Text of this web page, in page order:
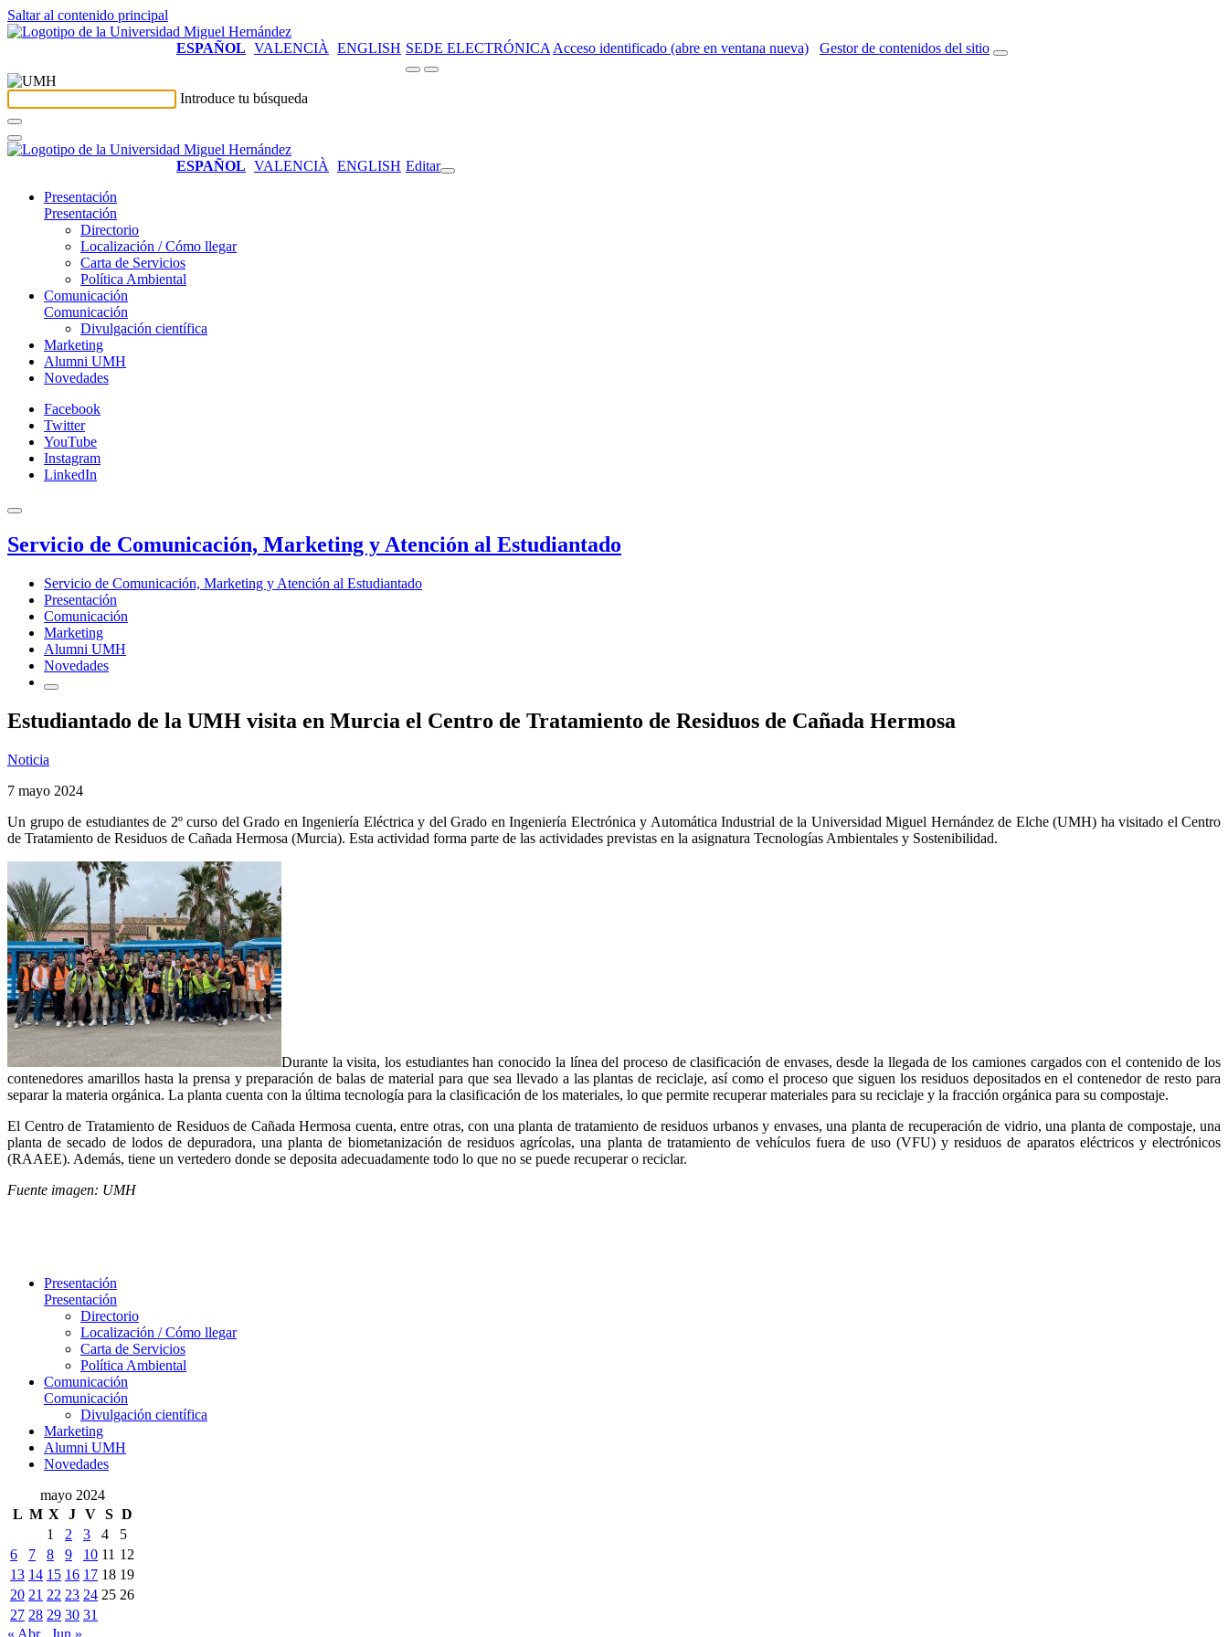
Saltar al contenido principal
ESPAÑOL VALENCIÀ ENGLISH SEDE ELECTRÓNICA Acceso identificado (abre en ventana nueva) Gestor de contenidos del sitio
Introduce tu búsqueda
ESPAÑOL VALENCIÀ ENGLISH Editar
Presentación
Presentación
Directorio
Localización / Cómo llegar
Carta de Servicios
Política Ambiental
Comunicación
Comunicación
Divulgación científica
Marketing
Alumni UMH
Novedades
Facebook
Twitter
YouTube
Instagram
LinkedIn
Servicio de Comunicación, Marketing y Atención al Estudiantado
Servicio de Comunicación, Marketing y Atención al Estudiantado
Presentación
Comunicación
Marketing
Alumni UMH
Novedades
Estudiantado de la UMH visita en Murcia el Centro de Tratamiento de Residuos de Cañada Hermosa
Noticia
7 mayo 2024
Un grupo de estudiantes de 2º curso del Grado en Ingeniería Eléctrica y del Grado en Ingeniería Electrónica y Automática Industrial de la Universidad Miguel Hernández de Elche (UMH) ha visitado el Centro
de Tratamiento de Residuos de Cañada Hermosa (Murcia). Esta actividad forma parte de las actividades previstas en la asignatura Tecnologías Ambientales y Sostenibilidad.
Durante la visita, los estudiantes han conocido la línea del proceso de clasificación de envases, desde la llegada de los camiones cargados con el contenido de los
contenedores amarillos hasta la prensa y preparación de balas de material para que sea llevado a las plantas de reciclaje, así como el proceso que siguen los residuos depositados en el contenedor de resto para
separar la materia orgánica. La planta cuenta con la última tecnología para la clasificación de los materiales, lo que permite recuperar materiales para su reciclaje y la fracción orgánica para su compostaje.
El Centro de Tratamiento de Residuos de Cañada Hermosa cuenta, entre otras, con una planta de tratamiento de residuos urbanos y envases, una planta de recuperación de vidrio, una planta de compostaje, una
planta de secado de lodos de depuradora, una planta de biometanización de residuos agrícolas, una planta de tratamiento de vehículos fuera de uso (VFU) y residuos de aparatos eléctricos y electrónicos
(RAAEE). Además, tiene un vertedero donde se deposita adecuadamente todo lo que no se puede recuperar o reciclar.
Fuente imagen: UMH
Presentación
Presentación
Directorio
Localización / Cómo llegar
Carta de Servicios
Política Ambiental
Comunicación
Comunicación
Divulgación científica
Marketing
Alumni UMH
Novedades
mayo 2024
L M X J V S D
1
2 3 4
5
6
7 8 9 10 11 12
13 14 15 16 17 18 19
20 21 22 23 24 25 26
27 28 29 30 31
« Abr
Jun »